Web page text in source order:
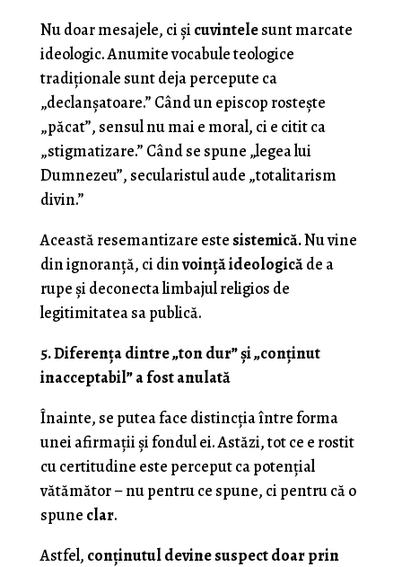
Nu doar mesajele, ci și cuvintelesunt marcate
ideologic. Anumite vocabule teologice
tradiționale sunt deja percepute ca
„declanșatoare.” Când un episcop rostește
„păcat”, sensul nu mai e moral, ci e citit ca
„stigmatizare.” Când se spune „legea lui
Dumnezeu”, secularistul aude „totalitarism
divin.”
Această resemantizare este sistemică.Nu vine
din ignoranță, ci dinvoință ideologicăde a
rupe şi deconecta limbajul religios de
legitimitatea sa publică.
5. Diferența dintre „ton dur” și „conținut
inacceptabil” a fost anulată
Înainte, se putea face distincția între forma
unei afirmații și fondul ei. Astăzi, tot ce e rostit
cu certitudine este perceput ca potențial
vătămător – nu pentru ce spune, ci pentru că o
spune clar.
Astfel, conținutul devine suspect doar prin